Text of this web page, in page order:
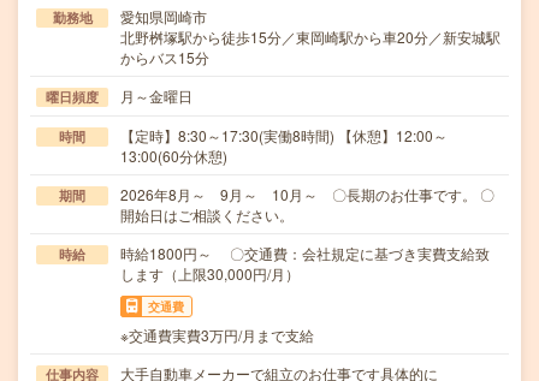
勤務地
愛知県岡崎市
北野桝塚駅から徒歩15分／東岡崎駅から車20分／新安城駅
からバス15分
曜日頻度 月～金曜日
時間
【定時】8:30～17:30(実働8時間) 【休憩】12:00～
13:00(60分休憩)
期間
2026年8月～ 9月～ 10月～ 〇長期のお仕事です。 〇
開始日はご相談ください。
時給
時給1800円～ 〇交通費：会社規定に基づき実費支給致
します（上限30,000円/月）
交通費
※交通費実費3万円/月まで支給
仕事内容 大手自動車メーカーで組立のお仕事です具体的に